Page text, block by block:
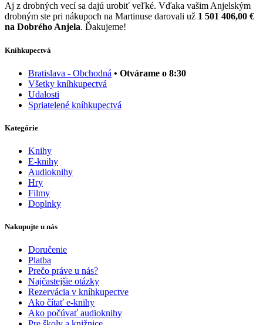
Aj z drobných vecí sa dajú urobiť veľké. Vďaka vašim Anjelským
drobným ste pri nákupoch na Martinuse darovali už 1 501 406,00 €
na Dobrého Anjela. Ďakujeme!
Kníhkupectvá
Bratislava - Obchodná • Otvárame o 8:30
Všetky kníhkupectvá
Udalosti
Spriatelené kníhkupectvá
Kategórie
Knihy
E-knihy
Audioknihy
Hry
Filmy
Doplnky
Nakupujte u nás
Doručenie
Platba
Prečo práve u nás?
Najčastejšie otázky
Rezervácia v kníhkupectve
Ako čítať e-knihy
Ako počúvať audioknihy